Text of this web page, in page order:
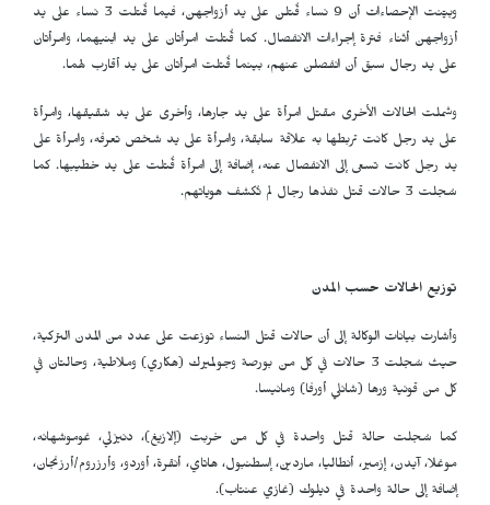
وبيّنت الإحصاءات أن 9 نساء قُتلن على يد أزواجهن، فيما قُتلت 3 نساء على يد
أزواجهن أثناء فترة إجراءات الانفصال. كما قُتلت امرأتان على يد ابنيهما، وامرأتان
على يد رجال سبق أن انفصلن عنهم، بينما قُتلت امرأتان على يد أقارب لهما.
وشملت الحالات الأخرى مقتل امرأة على يد جارها، وأخرى على يد شقيقها، وامرأة
على يد رجل كانت تربطها به علاقة سابقة، وامرأة على يد شخص تعرفه، وامرأة على
يد رجل كانت تسعى إلى الانفصال عنه، إضافة إلى امرأة قُتلت على يد خطيبها. كما
سُجلت 3 حالات قتل نفذها رجال لم تُكشف هوياتهم.
توزيع الحالات حسب المدن
وأشارت بيانات الوكالة إلى أن حالات قتل النساء توزعت على عدد من المدن التركية،
حيث سُجلت 3 حالات في كل من بورصة وجولميرك (هكاري) وملاطية، وحالتان في
كل من قونية ورها (شانلي أورفا) ومانيسا.
كما سُجلت حالة قتل واحدة في كل من خربت (إلازيغ)، دنيزلي، غوموشهانه،
موغلا، آيدن، إزمير، أنطاليا، ماردين، إسطنبول، هاتاي، أنقرة، أوردو، وأرزروم/أرزنجان،
إضافة إلى حالة واحدة في ديلوك (غازي عنتاب).